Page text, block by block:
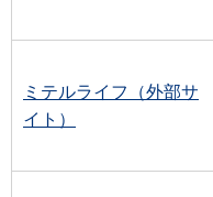
ミテルライフ（外部サ
イト）